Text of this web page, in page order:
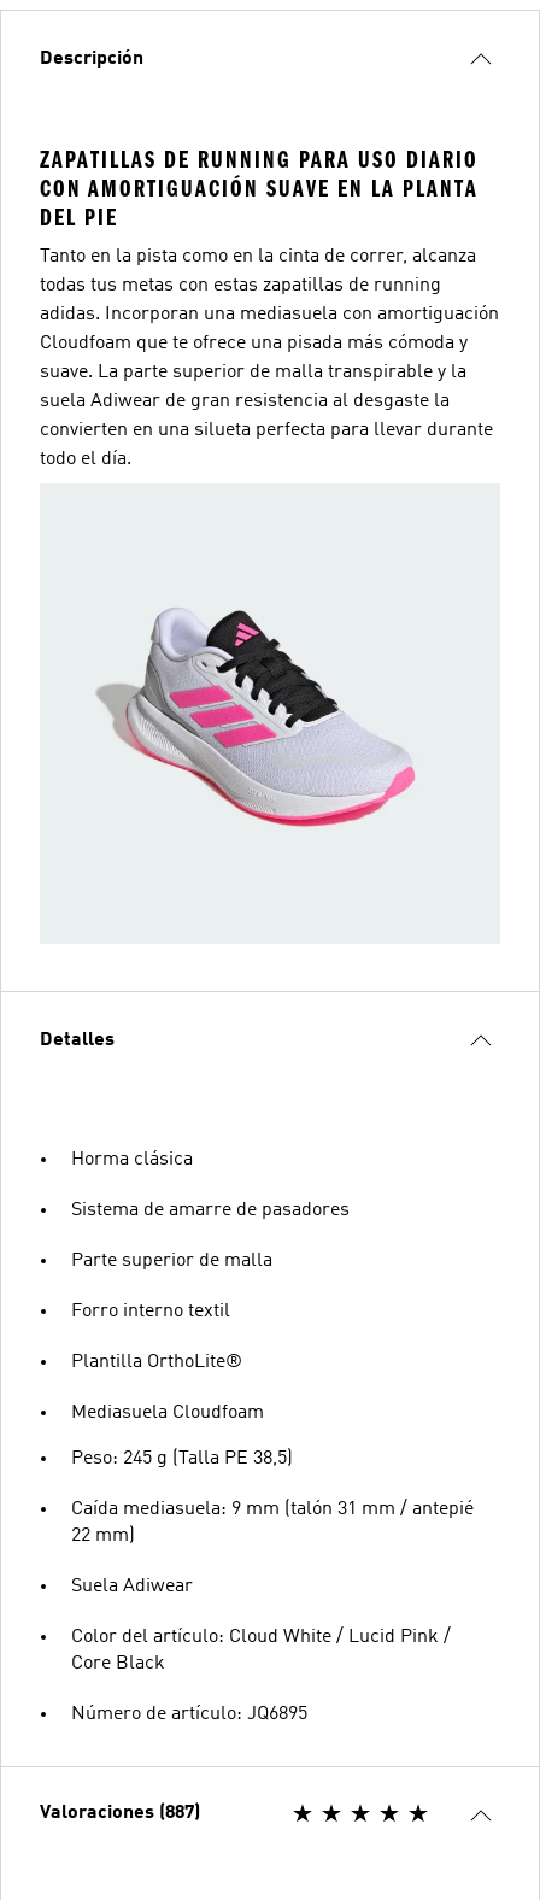
Descripción
ZAPATILLAS DE RUNNING PARA USO DIARIO
CON AMORTIGUACIÓN SUAVE EN LA PLANTA
DEL PIE
Tanto en la pista como en la cinta de correr, alcanza
todas tus metas con estas zapatillas de running
adidas. Incorporan una mediasuela con amortiguación
Cloudfoam que te ofrece una pisada más cómoda y
suave. La parte superior de malla transpirable y la
suela Adiwear de gran resistencia al desgaste la
convierten en una silueta perfecta para llevar durante
todo el día.
Detalles
Horma clásica
Sistema de amarre de pasadores
Parte superior de malla
Forro interno textil
Plantilla OrthoLite®
Mediasuela Cloudfoam
Peso: 245 g (Talla PE 38,5)
Caída mediasuela: 9 mm (talón 31 mm / antepié
22 mm)
Suela Adiwear
Color del artículo: Cloud White / Lucid Pink /
Core Black
Número de artículo: JQ6895
Valoraciones (887)